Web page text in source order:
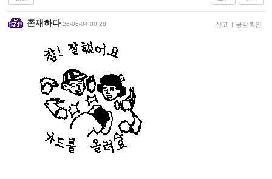
존재하다 26-06-04 00:28 신고 | 공감 확인